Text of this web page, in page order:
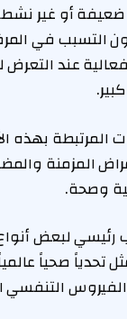
أو غير
التسبب في
عند
المرتبطة بهذه
المزمنة
وصحة.
لبعض
تحدياً صحياً